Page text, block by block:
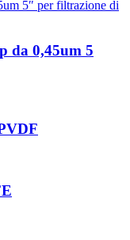
da 0,45um 5